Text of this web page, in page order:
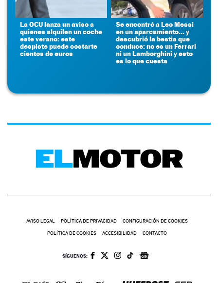
La OCU lanza un aviso a
quienes alquilen un coche
este verano: este
despiste puede costarte
cientos de euros
Se encontró a Leo Messi
en un aparcamiento... y
descubrió la bestia que
conduce: no es un Ferrari
ni un Lamborghini y esto
es lo que cuesta
AVISO LEGAL POLÍTICA DE PRIVACIDAD CONFIGURACIÓN DE COOKIES
POLÍTICA DE COOKIES ACCESIBILIDAD CONTACTO
SÍGUENOS: